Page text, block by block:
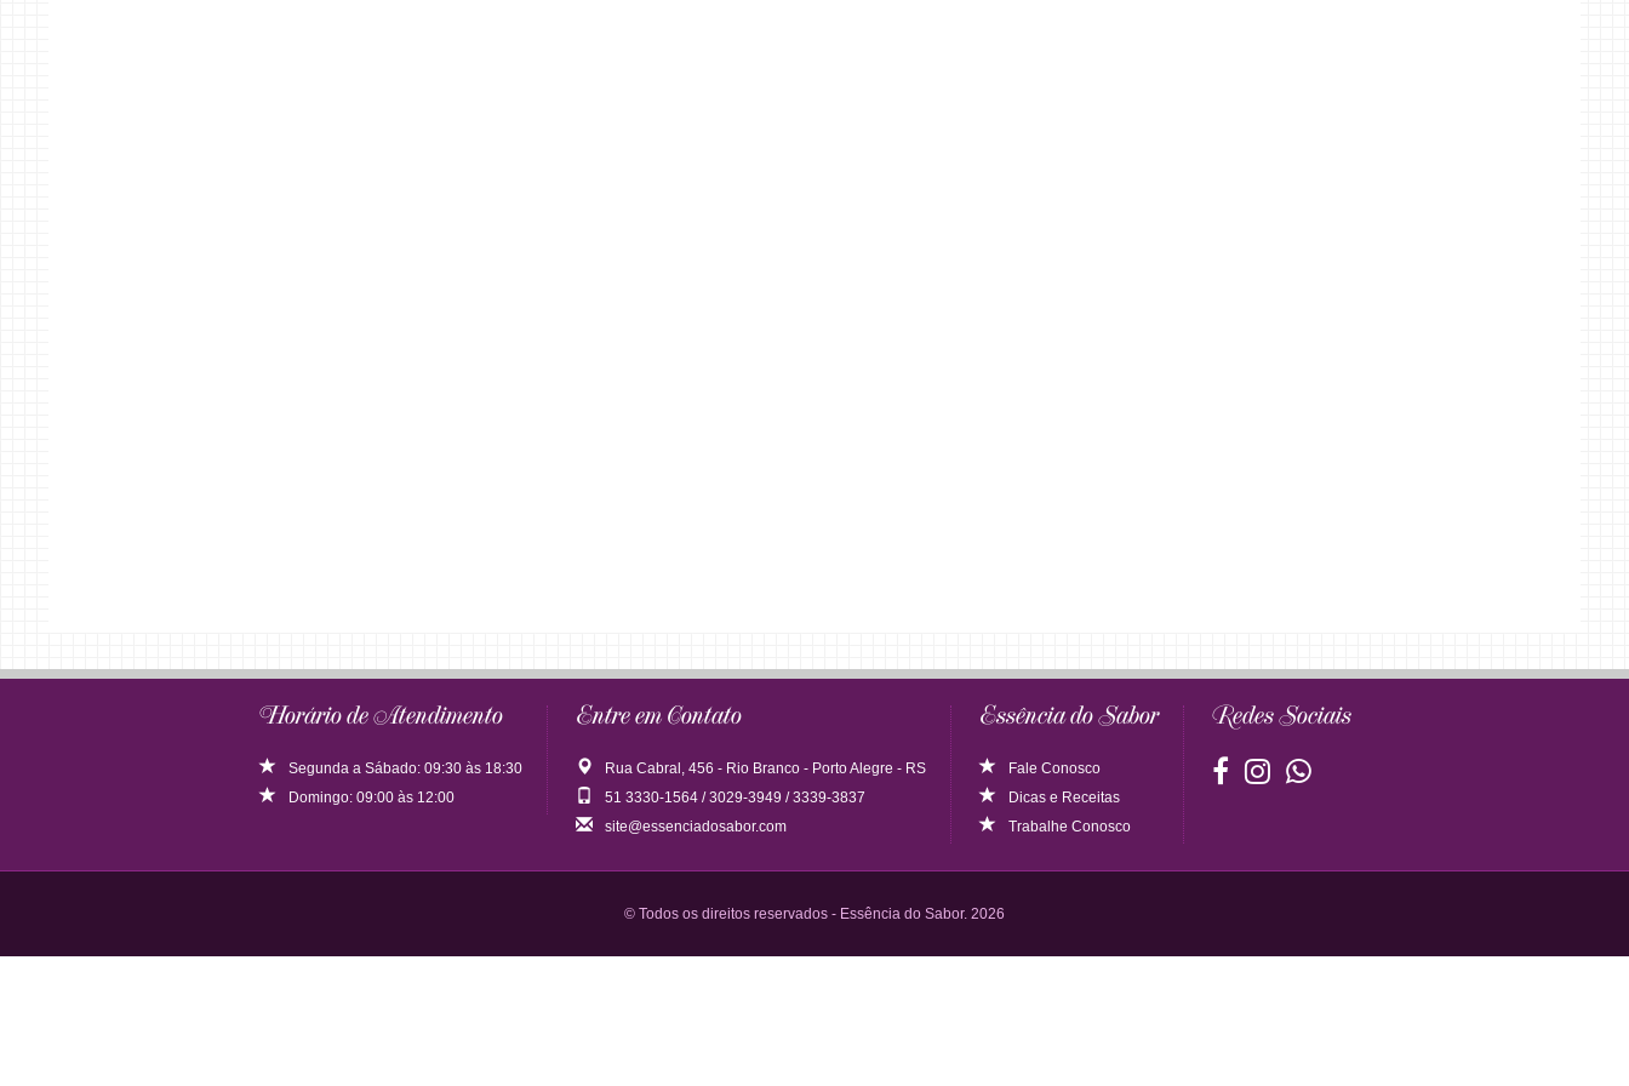
Horário de Atendimento
Segunda a Sábado: 09:30 às 18:30
Domingo: 09:00 às 12:00
Entre em Contato
Rua Cabral, 456 - Rio Branco - Porto Alegre - RS
51 3330-1564 / 3029-3949 / 3339-3837
site@essenciadosabor.com
Essência do Sabor
Fale Conosco
Dicas e Receitas
Trabalhe Conosco
Redes Sociais
© Todos os direitos reservados - Essência do Sabor. 2026